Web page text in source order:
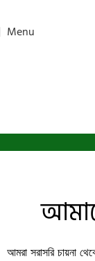
Menu
ধান
আমরা সরাসরি চায়না